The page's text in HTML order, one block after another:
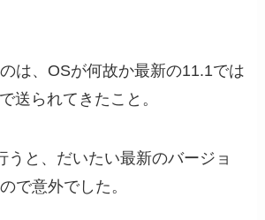
は、OSが何故か最新の11.1では
送られてきたこと。
うと、だいたい最新のバージョ
で意外でした。